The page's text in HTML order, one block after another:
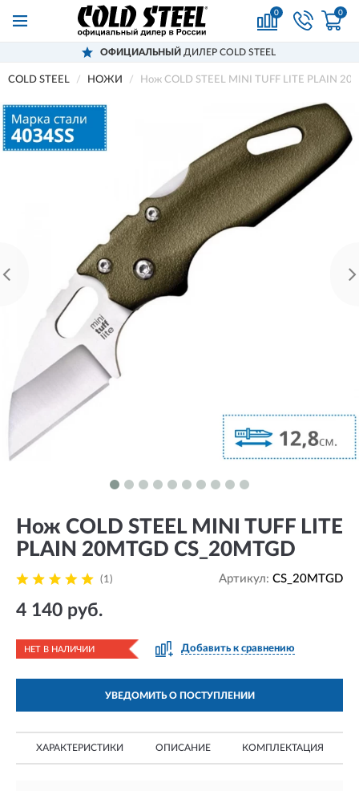
0 0
ОФИЦИАЛЬНЫЙ ДИЛЕР COLD STEEL
COLD STEEL НОЖИ Нож COLD STEEL MINI TUFF LITE PLAIN
Нож COLD STEEL MINI TUFF LITE
PLAIN 20MTGD CS_20MTGD
(1) Артикул: CS_20MTGD
4 140 руб.
НЕТ В НАЛИЧИИ Добавить к сравнению
УВЕДОМИТЬ О ПОСТУПЛЕНИИ
ХАРАКТЕРИСТИКИ ОПИСАНИЕ КОМПЛЕКТАЦИЯ